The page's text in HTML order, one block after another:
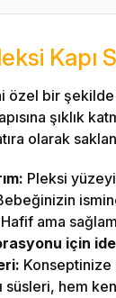
Kapı
özel bir
şıklık
olarak
Pleksi
Hafif ama
için
Konseptinize
süsleri, hem